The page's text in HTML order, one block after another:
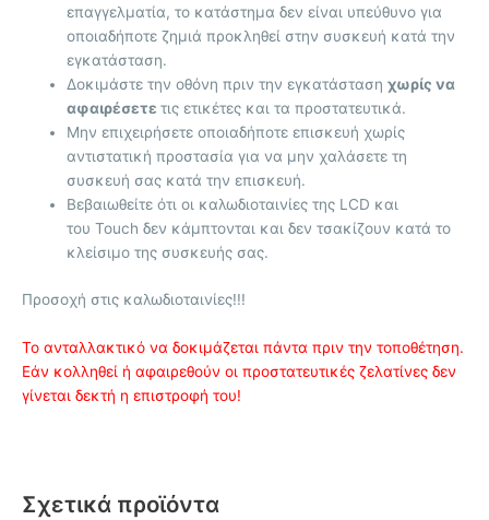
επαγγελματία, το κατάστημα δεν είναι υπεύθυνο για
οποιαδήποτε ζημιά προκληθεί στην συσκευή κατά την
εγκατάσταση.
Δοκιμάστε την οθόνη πριν την εγκατάστασηχωρίς να
αφαιρέσετετις ετικέτες και τα προστατευτικά.
Μην επιχειρήσετε οποιαδήποτε επισκευή χωρίς
αντιστατική προστασία για να μην χαλάσετε τη
συσκευή σας κατά την επισκευή.
Βεβαιωθείτε ότι οι καλωδιοταινίες της LCD και
του Touch δεν κάμπτονται και δεν τσακίζουν κατά το
κλείσιμο της συσκευής σας.
Προσοχή στις καλωδιοταινίες!!!
Το ανταλλακτικό να δοκιμάζεται πάντα πριν την τοποθέτηση.
Εάν κολληθεί ή αφαιρεθούν οι προστατευτικές ζελατίνες δεν
γίνεται δεκτή η επιστροφή του!
Σχετικά προϊόντα